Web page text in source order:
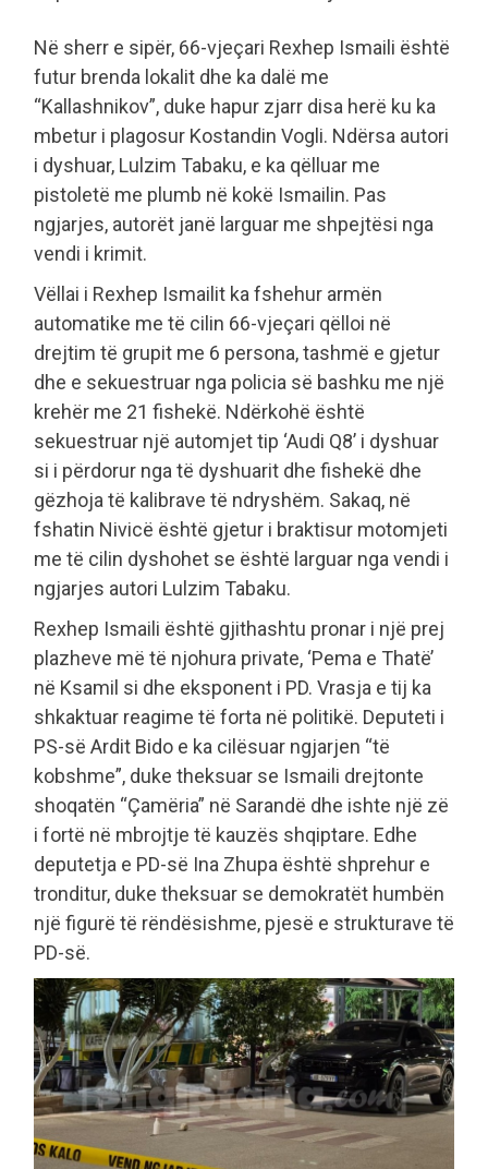
Në sherr e sipër, 66-vjeçari Rexhep Ismaili është
futur brenda lokalit dhe ka dalë me
“Kallashnikov”, duke hapur zjarr disa herë ku ka
mbetur i plagosur Kostandin Vogli. Ndërsa autori
i dyshuar, Lulzim Tabaku, e ka qëlluar me
pistoletë me plumb në kokë Ismailin. Pas
ngjarjes, autorët janë larguar me shpejtësi nga
vendi i krimit.
Vëllai i Rexhep Ismailit ka fshehur armën
automatike me të cilin 66-vjeçari qëlloi në
drejtim të grupit me 6 persona, tashmë e gjetur
dhe e sekuestruar nga policia së bashku me një
krehër me 21 fishekë. Ndërkohë është
sekuestruar një automjet tip ‘Audi Q8’ i dyshuar
si i përdorur nga të dyshuarit dhe fishekë dhe
gëzhoja të kalibrave të ndryshëm. Sakaq, në
fshatin Nivicë është gjetur i braktisur motomjeti
me të cilin dyshohet se është larguar nga vendi i
ngjarjes autori Lulzim Tabaku.
Rexhep Ismaili është gjithashtu pronar i një prej
plazheve më të njohura private, ‘Pema e Thatë’
në Ksamil si dhe eksponent i PD. Vrasja e tij ka
shkaktuar reagime të forta në politikë. Deputeti i
PS-së Ardit Bido e ka cilësuar ngjarjen “të
kobshme”, duke theksuar se Ismaili drejtonte
shoqatën “Çamëria” në Sarandë dhe ishte një zë
i fortë në mbrojtje të kauzës shqiptare. Edhe
deputetja e PD-së Ina Zhupa është shprehur e
tronditur, duke theksuar se demokratët humbën
një figurë të rëndësishme, pjesë e strukturave të
PD-së.